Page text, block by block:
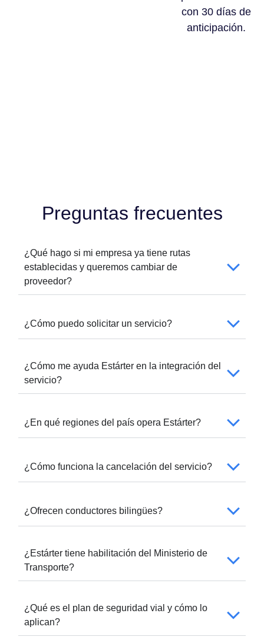
con 30 días de
anticipación.
Preguntas frecuentes
¿Qué hago si mi empresa ya tiene rutas
establecidas y queremos cambiar de
proveedor?
¿Cómo puedo solicitar un servicio?
¿Cómo me ayuda Estárter en la integración del
servicio?
¿En qué regiones del país opera Estárter?
¿Cómo funciona la cancelación del servicio?
¿Ofrecen conductores bilingües?
¿Estárter tiene habilitación del Ministerio de
Transporte?
¿Qué es el plan de seguridad vial y cómo lo
aplican?